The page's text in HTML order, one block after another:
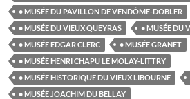
• MUSÉE DU PAVILLON DE VENDÔME-DOBLER
• MUSÉE DU VIEUX QUEYRAS
• MUSÉE DU
• MUSÉE EDGAR CLERC
• MUSÉE GRANET
• MUSÉE HENRI CHAPU LE MOLAY-LITTRY
• MUSÉE HISTORIQUE DU VIEUX LIBOURNE
• MUSÉE JOACHIM DU BELLAY